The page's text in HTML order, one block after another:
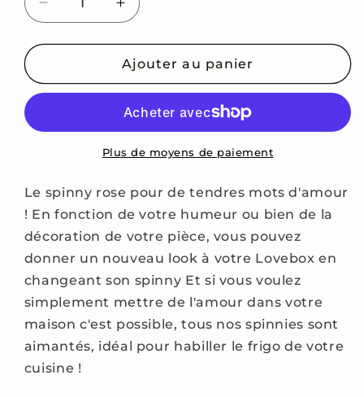
Réduire
la
quantité
Spinny
Augmenter
la
quantité
de
Spinny
Tendre
Ajouter au panier
Plus de moyens de paiement
Le spinny rose pour de tendres mots d'amour
! En fonction de votre humeur ou bien de la
décoration de votre pièce, vous pouvez
donner un nouveau look à votre Lovebox en
changeant son spinny Et si vous voulez
simplement mettre de l'amour dans votre
maison c'est possible, tous nos spinnies sont
aimantés, idéal pour habiller le frigo de votre
cuisine !